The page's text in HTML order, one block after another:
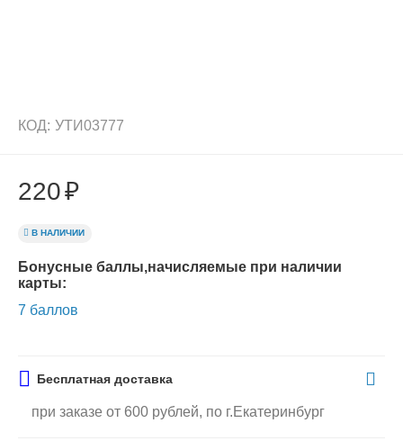
КОД: УТИ03777
220₽
В НАЛИЧИИ
Бонусные баллы,начисляемые при наличии
карты:
7 баллов
Бесплатная доставка
при заказе от 600 рублей, по г.Екатеринбург